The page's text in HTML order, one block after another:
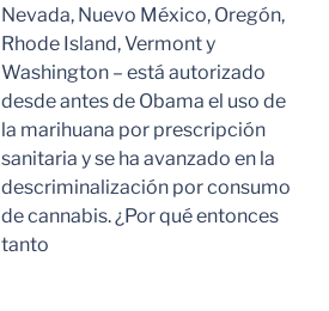
Nevada, Nuevo México, Oregón,
Rhode Island, Vermont y
Washington – está autorizado
desde antes de Obama el uso de
la marihuana por prescripción
sanitaria y se ha avanzado en la
descriminalización por consumo
de cannabis. ¿Por qué entonces
tanto